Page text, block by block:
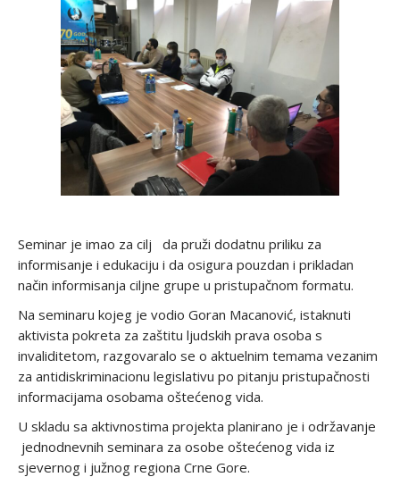
Seminar je imao za cilj da pruži dodatnu priliku za
informisanje i edukaciju i da osigura pouzdan i prikladan
način informisanja ciljne grupe u pristupačnom formatu.
Na seminaru kojeg je vodio Goran Macanović, istaknuti
aktivista pokreta za zaštitu ljudskih prava osoba s
invaliditetom, razgovaralo se o aktuelnim temama vezanim
za antidiskriminacionu legislativu po pitanju pristupačnosti
informacijama osobama oštećenog vida.
U skladu sa aktivnostima projekta planirano je i održavanje
jednodnevnih seminara za osobe oštećenog vida iz
sjevernog i južnog regiona Crne Gore.